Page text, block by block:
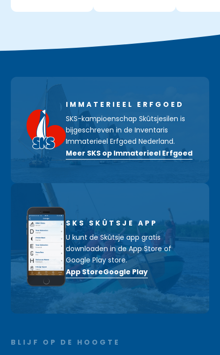
IMMATERIEEL ERFGOED
SKS-kampioenschap Skûtsjesilen is
bijgeschreven in de Inventaris
Immaterieel Erfgoed Nederland.
Meer SKS op Immaterieel Erfgoed
SKS SKÛTSJE APP
U kunt de Skûtsje app gratis
downloaden in de App Store of
Google Play store.
App StoreGoogle Play
BLIJF OP DE HOOGTE